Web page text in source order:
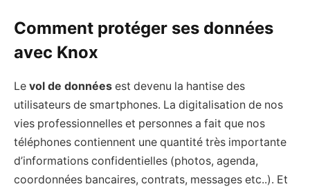
Comment protéger ses données
avec Knox
Le vol de données est devenu la hantise des
utilisateurs de smartphones. La digitalisation de nos
vies professionnelles et personnes a fait que nos
téléphones contiennent une quantité très importante
d’informations confidentielles (photos, agenda,
coordonnées bancaires, contrats, messages etc..). Et